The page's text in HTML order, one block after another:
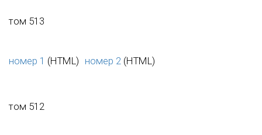
том 513
номер 1 (HTML) номер 2 (HTML)
том 512